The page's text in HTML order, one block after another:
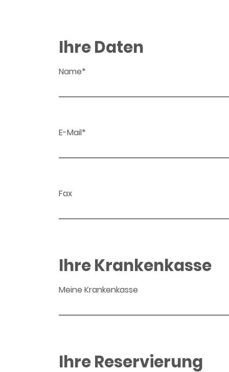
Ihre Daten
Name*
E-Mail*
Fax
Ihre Krankenkasse
Meine Krankenkasse
Ihre Reservierung